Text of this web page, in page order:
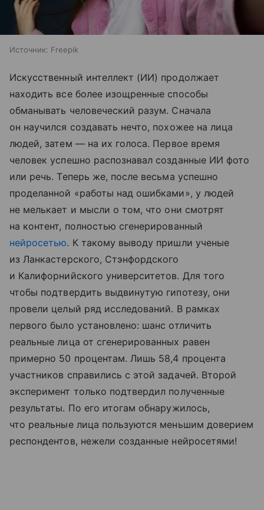
Источник: Freepik
Искусственный интеллект (ИИ) продолжает
находить все более изощренные способы
обманывать человеческий разум. Сначала
он научился создавать нечто, похожее на лица
людей, затем — на их голоса. Первое время
человек успешно распознавал созданные ИИ фото
или речь. Теперь же, после весьма успешно
проделанной «работы над ошибками», у людей
не мелькает и мысли о том, что они смотрят
на контент, полностью сгенерированный
нейросетью. К такому выводу пришли ученые
из Ланкастерского, Стэнфордского
и Калифорнийского университетов. Для того
чтобы подтвердить выдвинутую гипотезу, они
провели целый ряд исследований. В рамках
первого было установлено: шанс отличить
реальные лица от сгенерированных равен
примерно 50 процентам. Лишь 58,4 процента
участников справились с этой задачей. Второй
эксперимент только подтвердил полученные
результаты. По его итогам обнаружилось,
что реальные лица пользуются меньшим доверием
респондентов, нежели созданные нейросетями!